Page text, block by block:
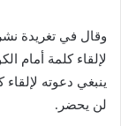
وقال في تغريدة
لإلقاء كلمة أمام
ينبغي دعوته
لن يحضر.